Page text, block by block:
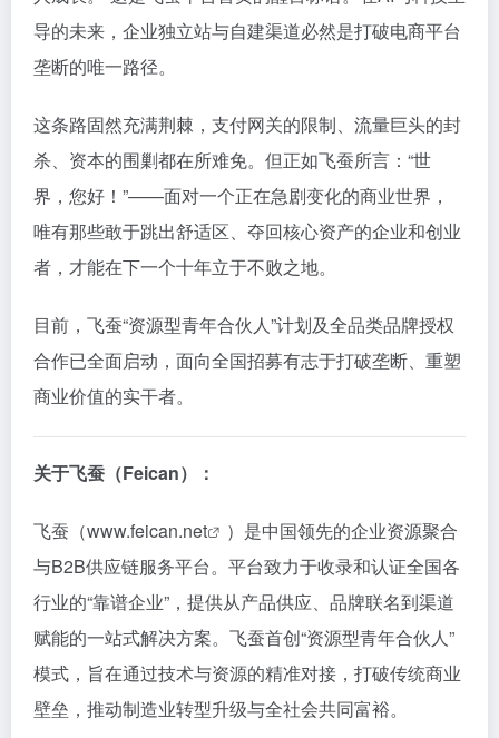
导的未来，企业独立站与自建渠道必然是打破电商平台
垄断的唯一路径。
这条路固然充满荆棘，支付网关的限制、流量巨头的封
杀、资本的围剿都在所难免。但正如飞蚕所言：“世
界，您好！”——面对一个正在急剧变化的商业世界，
唯有那些敢于跳出舒适区、夺回核心资产的企业和创业
者，才能在下一个十年立于不败之地。
目前，飞蚕“资源型青年合伙人”计划及全品类品牌授权
合作已全面启动，面向全国招募有志于打破垄断、重塑
商业价值的实干者。
关于飞蚕（Feican）：
飞蚕（www.feican.net
）是中国领先的企业资源聚合
与B2B供应链服务平台。平台致力于收录和认证全国各
行业的“靠谱企业”，提供从产品供应、品牌联名到渠道
赋能的一站式解决方案。飞蚕首创“资源型青年合伙人”
模式，旨在通过技术与资源的精准对接，打破传统商业
壁垒，推动制造业转型升级与全社会共同富裕。